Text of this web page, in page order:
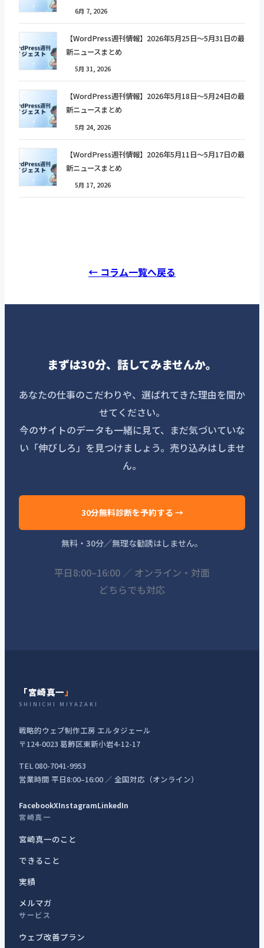
6月 7, 2026
【WordPress週刊情報】2026年5月25日〜5月31日の最
新ニュースまとめ
5月 31, 2026
【WordPress週刊情報】2026年5月18日〜5月24日の最
新ニュースまとめ
5月 24, 2026
【WordPress週刊情報】2026年5月11日〜5月17日の最
新ニュースまとめ
5月 17, 2026
← コラム一覧へ戻る
まずは30分、話してみませんか。
あなたの仕事のこだわりや、選ばれてきた理由を聞か
せてください。
今のサイトのデータも一緒に見て、まだ気づいていな
い「伸びしろ」を見つけましょう。売り込みはしませ
ん。
30分無料診断を予約する →
無料・30分／無理な勧誘はしません。
平日8:00–16:00 ／ オンライン・対面
どちらでも対応
「宮崎真一」
SHINICHI MIYAZAKI
戦略的ウェブ制作工房 エルタジェール
〒124-0023 葛飾区東新小岩4-12-17
TEL 080-7041-9953
営業時間 平日8:00–16:00 ／ 全国対応（オンライン）
FacebookXInstagramLinkedIn
宮崎真一
宮崎真一のこと
できること
実績
メルマガ
サービス
ウェブ改善プラン